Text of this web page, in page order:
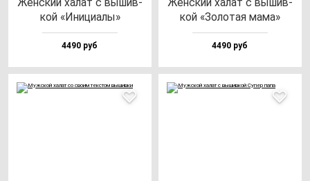
кой «Ини­ци­алы»
4490 руб
кой «Золо­тая ма­ма»
4490 руб